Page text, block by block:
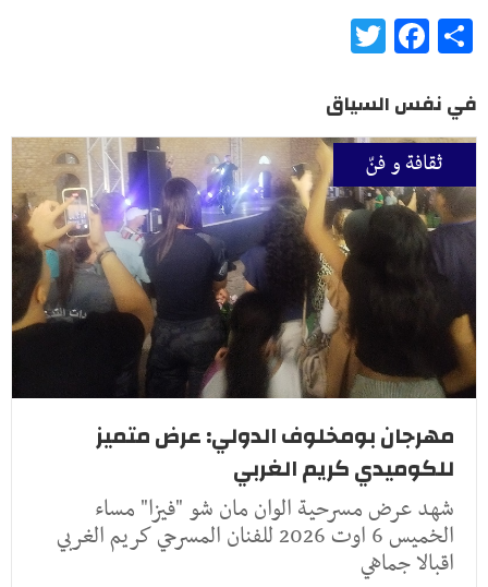
Share
Facebook
في نفس السياق
ثقافة و فنّ
مهرجان بومخلوف الدولي: عرض متميز
للكوميدي كريم الغربي
شهد عرض مسرحية الوان مان شو "فيزا" مساء
الخميس 6 اوت 2026 للفنان المسرحي كريم الغربي
اقبالا جماهي